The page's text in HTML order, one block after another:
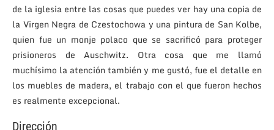
de la iglesia entre las cosas que puedes ver hay una copia de
la Virgen Negra de Czestochowa y una pintura de San Kolbe,
quien fue un monje polaco que se sacrificó para proteger
prisioneros de Auschwitz. Otra cosa que me llamó
muchísimo la atención también y me gustó, fue el detalle en
los muebles de madera, el trabajo con el que fueron hechos
es realmente excepcional.
Dirección